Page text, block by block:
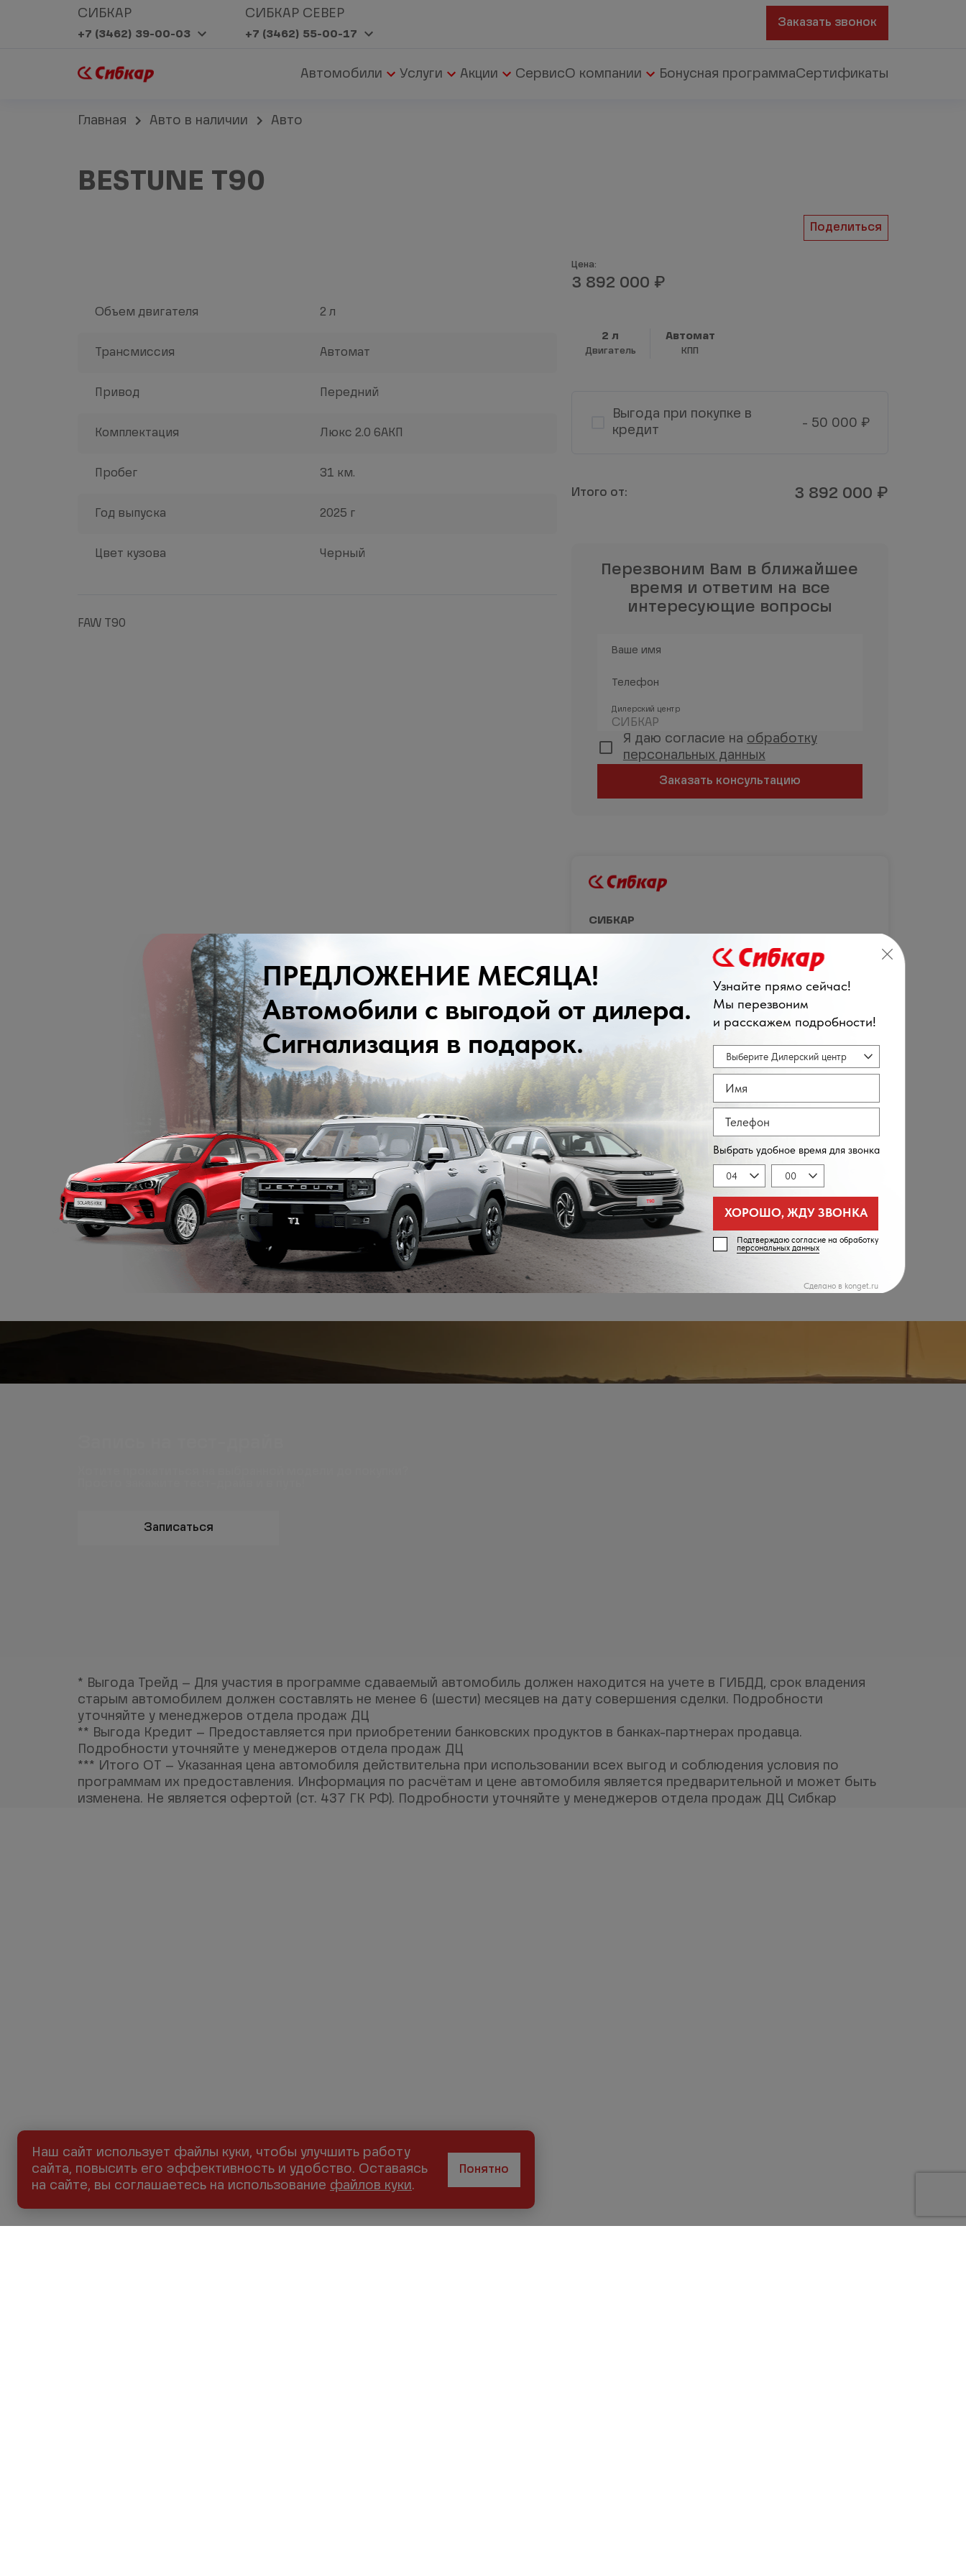
СИБКАР
+7 (3462) 39-00-03
СИБКАР СЕВЕР
+7 (3462) 55-00-17
Заказать звонок
Автомобили Услуги Акции СервисО компании Бонусная программаСертификаты
Главная Авто в наличии Авто
BESTUNE T90
Поделиться
Объем двигателя 2 л
Трансмиссия Автомат
Привод Передний
Комплектация Люкс 2.0 6АКП
Пробег 31 км.
Год выпуска 2025 г
Цвет кузова Черный
FAW T90
3 892 000 ₽
2 л
Двигатель
Автомат
КПП
Выгода при покупке в
кредит
- 50 000 ₽
3 892 000 ₽
Перезвоним Вам в ближайшее
время и ответим на все
интересующие вопросы
Ваше имя
Телефон
Дилерский центр
СИБКАР
Я даю согласие на обработку
персональных данных
Заказать консультацию
СИБКАР
Адрес
г. Сургут, пр-т Набережный 7/1
Режим работы
Телефон
+7 (3462) 39-00-03
Записаться
* Выгода Трейд – Для участия в программе сдаваемый автомобиль должен находится на учете в ГИБДД, срок владения
старым автомобилем должен составлять не менее 6 (шести) месяцев на дату совершения сделки. Подробности
уточняйте у менеджеров отдела продаж ДЦ
** Выгода Кредит – Предоставляется при приобретении банковских продуктов в банках-партнерах продавца.
Подробности уточняйте у менеджеров отдела продаж ДЦ
*** Итого ОТ – Указанная цена автомобиля действительна при использовании всех выгод и соблюдения условия по
программам их предоставления. Информация по расчётам и цене автомобиля является предварительной и может быть
изменена. Не является офертой (ст. 437 ГК РФ). Подробности уточняйте у менеджеров отдела продаж ДЦ Сибкар
Наш сайт использует файлы куки, чтобы улучшить работу
сайта, повысить его эффективность и удобство. Оставаясь
на сайте, вы соглашаетесь на использование файлов куки.
Понятно